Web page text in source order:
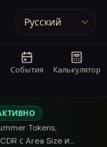
Язык
События Калькулятор
Tokens,
с Area Size и